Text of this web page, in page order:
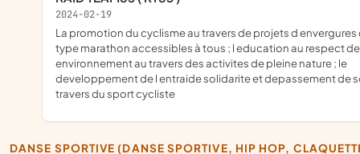
2024-02-19
la promotion du cyclisme au travers de projets d envergures de
type marathon accessibles à tous ; l education au respect
environnement au travers des activites de pleine nature ; le
developpement de l entraide solidarite et depassement de
travers du sport cycliste
DANSE SPORTIVE (DANSE SPORTIVE, HIP HOP,